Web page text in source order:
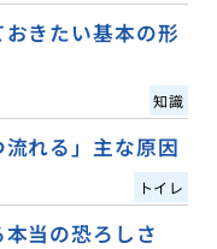
きたい基本の形
知識
れる」主な原因
トイレ
本当の恐ろしさ